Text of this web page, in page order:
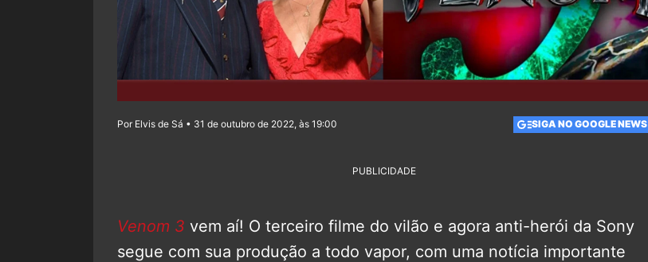
Por Elvis de Sá • 31 de outubro de 2022, às 19:00 SIGA NO GOOGLE NEWS
PUBLICIDADE
Venom 3 vem aí! O terceiro filme do vilão e agora anti-herói da Sony
segue com sua produção a todo vapor, com uma notícia importante